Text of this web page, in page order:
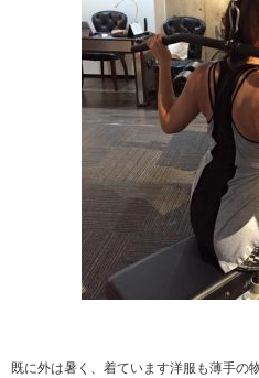
既に外は暑く、着ています洋服も薄手の